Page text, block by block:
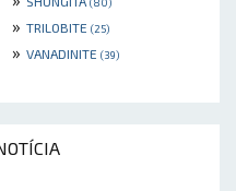
» TRILOBITE (25)
» VANADINITE (39)